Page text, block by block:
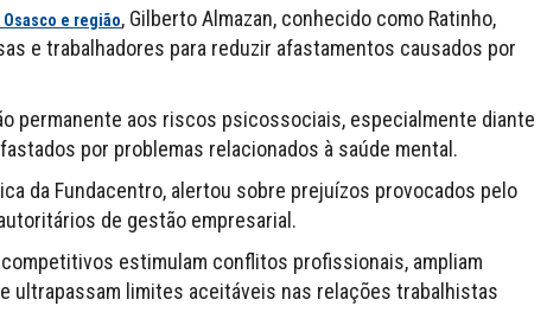
e região, Gilberto Almazan, conhecido como Ratinho,
e trabalhadores para reduzir afastamentos causados por
permanente aos riscos psicossociais, especialmente diante
por problemas relacionados à saúde mental.
da Fundacentro, alertou sobre prejuízos provocados pelo
de gestão empresarial.
estimulam conflitos profissionais, ampliam
ultrapassam limites aceitáveis nas relações trabalhistas